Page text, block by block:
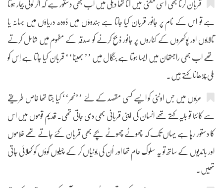
قربان کرنا بھی اسی معنی میں آتا تھا دہلی میں اب بھی دستور ہے کہ اگر کوئی بیمار ہوتا
ہے تو اس کے نام پر جانور قربان کیا جاتا ہے ہندوؤں میں دُودھ دریاؤں میں بہانہ یا
تالابوں اور پوکھروں کے کناروں پر جانور ذبح کرنے کو صدقہ کے مفہوم میں شامل کرتے
تھے اب بھی راجستھان میں ایسا ہوتا ہے بنگال میں ’’ بھینا‘‘ قربان کیا جاتا ہے اِس کو
بَلی چڑھانا کہتے ہیں۔
عربوں میں جس اوٹنی کو ایسے کسی مقصد کے لئے ’’نحر‘‘ کیا جتا تھا خاص طریقے
سے کاٹنا تو بلیَّہ کہتے تھے انسان کی اپنی قربانی بھی دی جاتی تھی۔ قدیم قوموں میں اس
کا دستور رہا ہے یہاں تک کہ چھوٹے چھوٹے بچے بھی قربان کئے جاتے تھے غلاموں
اور باندیوں کے ساتھ تو یہ سلوک عام تھا اور اُن کی بوٹیاں کر کے چیلوں کوؤں کو کھلائی جاتی
تھیں۔